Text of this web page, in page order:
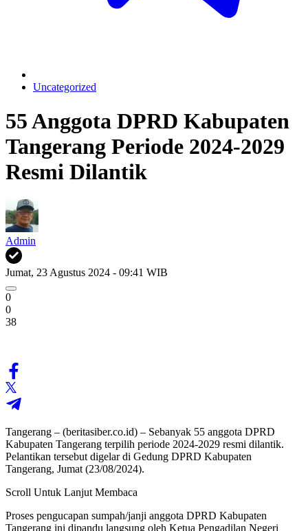
Uncategorized
55 Anggota DPRD Kabupaten
Tangerang Periode 2024-2029
Resmi Dilantik
Admin
Jumat, 23 Agustus 2024 - 09:41 WIB
0
0
38
Tangerang – (beritasiber.co.id) – Sebanyak 55 anggota DPRD
Kabupaten Tangerang terpilih periode 2024-2029 resmi dilantik.
Pelantikan tersebut digelar di Gedung DPRD Kabupaten
Tangerang, Jumat (23/08/2024).
Scroll Untuk Lanjut Membaca
Proses pengucapan sumpah/janji anggota DPRD Kabupaten
Tangerang ini dipandu langsung oleh Ketua Pengadilan Negeri